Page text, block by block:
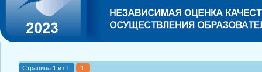
Страница 1 из 1
1